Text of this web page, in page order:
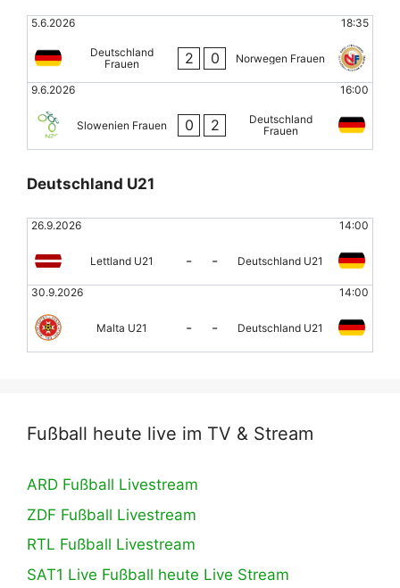
5.6.2026 18:35
Deutschland
Frauen
2 0 Norwegen Frauen
9.6.2026 16:00
Slowenien Frauen 0 2
Deutschland
Frauen
Deutschland U21
26.9.2026 14:00
Lettland U21 - - Deutschland U21
30.9.2026 14:00
Malta U21 - - Deutschland U21
Fußball heute live im TV & Stream
ARD Fußball Livestream
ZDF Fußball Livestream
RTL Fußball Livestream
SAT1 Live Fußball heute Live Stream